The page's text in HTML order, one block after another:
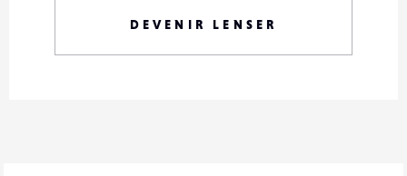
DEVENIR LENSER